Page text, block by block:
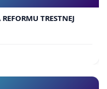
TRESTNEJ